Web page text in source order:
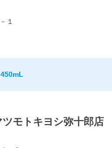
１
ツモトキヨシ弥十郎店